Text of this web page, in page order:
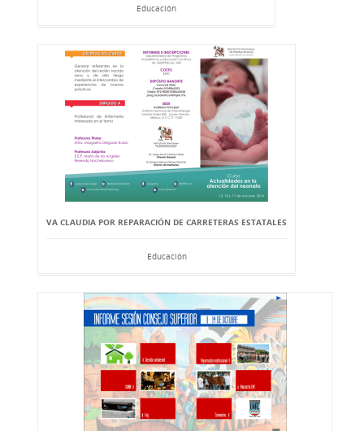
Educación
VA CLAUDIA POR REPARACIÓN DE CARRETERAS ESTATALES
Educación